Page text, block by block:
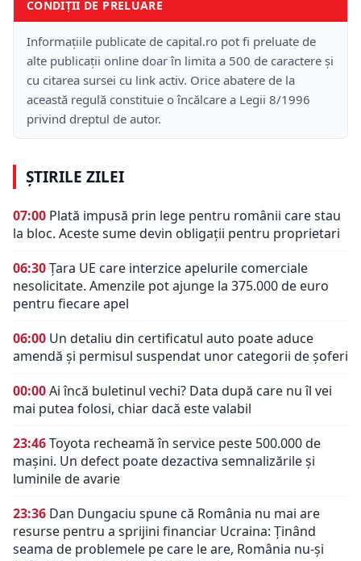
CONDIȚII DE PRELUARE
Informațiile publicate de capital.ro pot fi preluate de
alte publicații online doar în limita a 500 de caractere și
cu citarea sursei cu link activ. Orice abatere de la
această regulă constituie o încălcare a Legii 8/1996
privind dreptul de autor.
ȘTIRILE ZILEI
07:00 Plată impusă prin lege pentru românii care stau
la bloc. Aceste sume devin obligații pentru proprietari
06:30Țara UE care interzice apelurile comerciale
nesolicitate. Amenzile pot ajunge la 375.000 de euro
pentru fiecare apel
06:00 Un detaliu din certificatul auto poate aduce
amendă și permisul suspendat unor categorii de șoferi
00:00Ai încă buletinul vechi? Data după care nu îl vei
mai putea folosi, chiar dacă este valabil
23:46Toyota recheamă în service peste 500.000 de
mașini. Un defect poate dezactiva semnalizările și
luminile de avarie
23:36 Dan Dungaciu spune că România nu mai are
resurse pentru a sprijini financiar Ucraina: Ținând
seama de problemele pe care le are, România nu-și